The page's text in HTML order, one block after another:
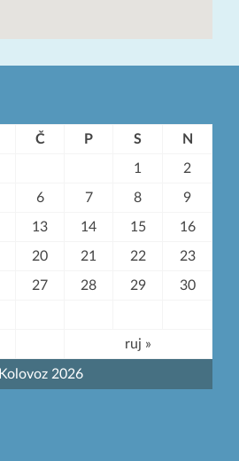
Kolovoz 2026
Č P S N
1 2
6 7 8 9
13 14 15 16
20 21 22 23
27 28 29 30
ruj »